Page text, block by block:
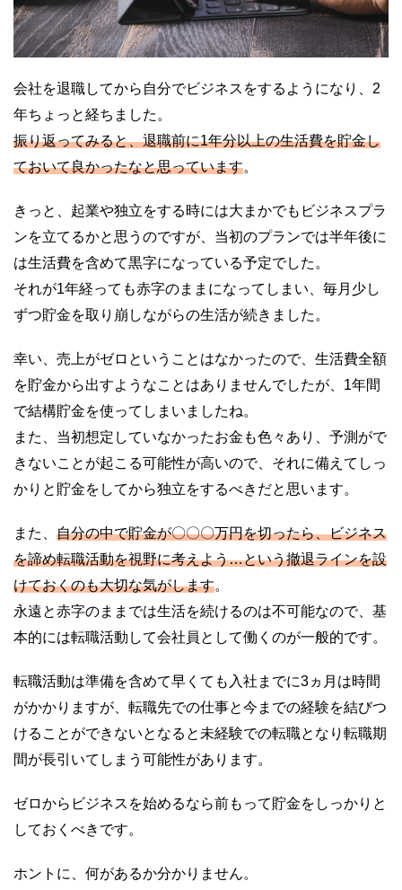
会社を退職してから自分でビジネスをするようになり、2
年ちょっと経ちました。
振り返ってみると、退職前に1年分以上の生活費を貯金し
ておいて良かったなと思っています。
きっと、起業や独立をする時には大まかでもビジネスプラ
ンを立てるかと思うのですが、当初のプランでは半年後に
は生活費を含めて黒字になっている予定でした。
それが1年経っても赤字のままになってしまい、毎月少し
ずつ貯金を取り崩しながらの生活が続きました。
幸い、売上がゼロということはなかったので、生活費全額
を貯金から出すようなことはありませんでしたが、1年間
で結構貯金を使ってしまいましたね。
また、当初想定していなかったお金も色々あり、予測がで
きないことが起こる可能性が高いので、それに備えてしっ
かりと貯金をしてから独立をするべきだと思います。
また、 自分の中で貯金が〇〇〇万円を切ったら、ビジネス
を諦め転職活動を視野に考えよう…という撤退ラインを設
けておくのも大切な気がします。
永遠と赤字のままでは生活を続けるのは不可能なので、基
本的には転職活動して会社員として働くのが一般的です。
転職活動は準備を含めて早くても入社までに3ヵ月は時間
がかかりますが、転職先での仕事と今までの経験を結びつ
けることができないとなると未経験での転職となり転職期
間が長引いてしまう可能性があります。
ゼロからビジネスを始めるなら前もって貯金をしっかりと
しておくべきです。
ホントに、何があるか分かりません。